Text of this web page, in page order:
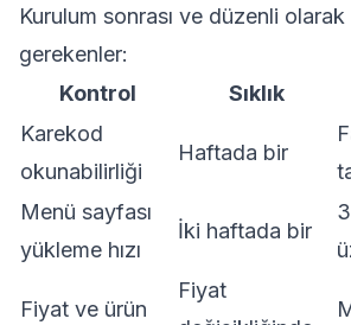
Kurulum sonrası ve düzenli
gerekenler:
Kontrol
Sıklık
Karekod
okunabilirliği
Haftada bir
Menü sayfası
yükleme hızı
İki haftada bir
Fiyat ve ürün
Fiyat